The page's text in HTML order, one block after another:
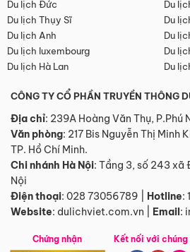
Du lịch Đức
Du
Du lịch Thụy Sĩ
Du
Du lịch Anh
Du
Du lịch luxembourg
Du
Du lịch Hà Lan
Du
CÔNG TY CỔ PHẦN TRUYỀN THÔNG
Địa chỉ: 239A Hoàng Văn Thụ, P.Phú
Văn phòng: 217 Bis Nguyễn Thị Minh
TP. Hồ Chí Minh.
Chi nhánh Hà Nội: Tầng 3, số 243 xã
Nội
Điện thoại: 028 73056789 Hotline:
Website: dulichviet.com.vn Email:
Chứng nhận Kết nối với